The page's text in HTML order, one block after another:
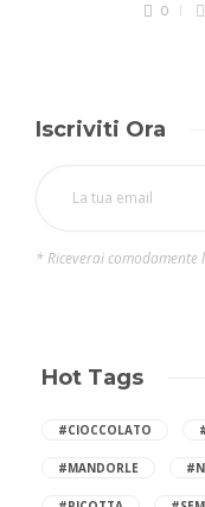
0
Iscriviti Ora
* Riceverai comodamente
Hot Tags
#CIOCCOLATO
#MANDORLE